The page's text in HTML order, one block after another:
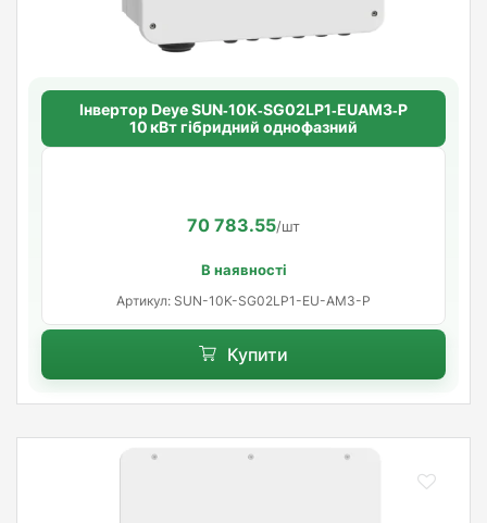
Інвертор Deye SUN‑10K‑SG02LP1‑EUAM3‑P
10 кВт гібридний однофазний
70 783.55/шт
В наявності
Артикул: SUN-10K-SG02LP1-EU-AM3-P
Купити